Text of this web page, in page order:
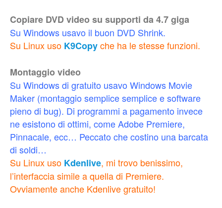
Copiare DVD video su supporti da 4.7 giga
Su Windows usavo il buon DVD Shrink.
Su Linux uso K9Copyche ha le stesse funzioni.
Montaggio video
Su Windows di gratuito usavo Windows Movie
Maker (montaggio semplice semplice e software
pieno di bug). Di programmi a pagamento invece
ne esistono di ottimi, come Adobe Premiere,
Pinnacale, ecc… Peccato che costino una barcata
di soldi…
Su Linux uso Kdenlive, mi trovo benissimo,
l’interfaccia simile a quella di Premiere.
Ovviamente anche Kdenlive gratuito!